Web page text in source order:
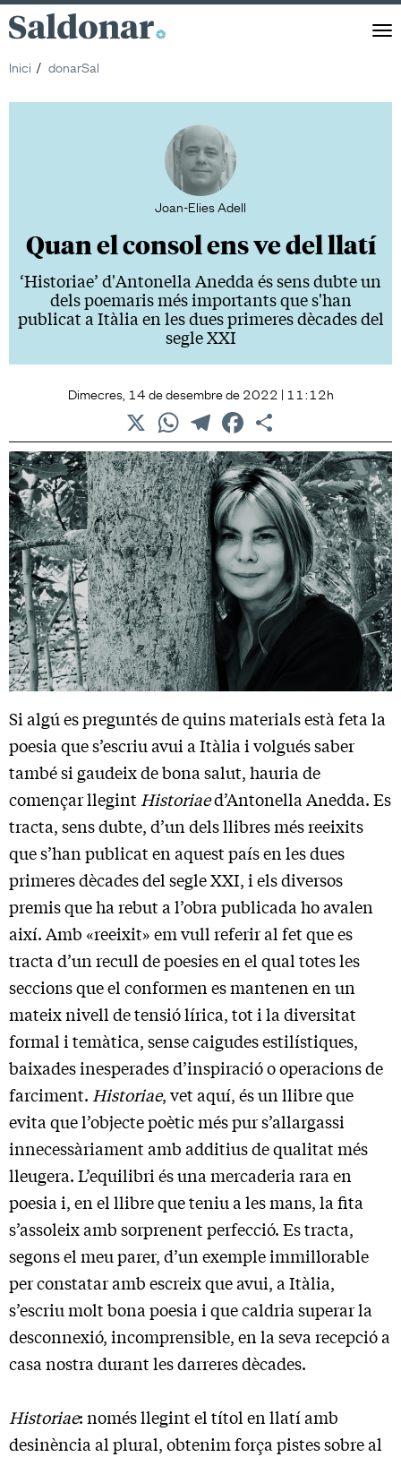
Saldonar
Inici
donarSal
Joan-Elies Adell
Quan el consol ens ve del llatí
‘Historiae’ d'Antonella Anedda és sens dubte un
dels poemaris més importants que s'han
publicat a Itàlia en les dues primeres dècades del
segle XXI
Dimecres, 14 de desembre de 2022 | 11:12h
WhatsAppTelegramFacebook
Si algú es preguntés de quins materials està feta la
poesia que s’escriu avui a Itàlia i volgués saber
també si gaudeix de bona salut, hauria de
començar llegint Historiaed’Antonella Anedda. Es
tracta, sens dubte, d’un dels llibres més reeixits
que s’han publicat en aquest país en les dues
primeres dècades del segle XXI, i els diversos
premis que ha rebut a l’obra publicada ho avalen
així. Amb «reeixit» em vull referir al fet que es
tracta d’un recull de poesies en el qual totes les
seccions que el conformen es mantenen en un
mateix nivell de tensió lírica, tot i la diversitat
formal i temàtica, sense caigudes estilístiques,
baixades inesperades d’inspiració o operacions de
farciment. Historiae, vet aquí, és un llibre que
evita que l’objecte poètic més pur s’allargassi
innecessàriament amb additius de qualitat més
lleugera. L’equilibri és una mercaderia rara en
poesia i, en el llibre que teniu a les mans, la fita
s’assoleix amb sorprenent perfecció. Es tracta,
segons el meu parer, d’un exemple immillorable
per constatar amb escreix que avui, a Itàlia,
s’escriu molt bona poesia i que caldria superar la
desconnexió, incomprensible, en la seva recepció a
casa nostra durant les darreres dècades.
Historiae: només llegint el títol en llatí amb
desinència al plural, obtenim força pistes sobre al